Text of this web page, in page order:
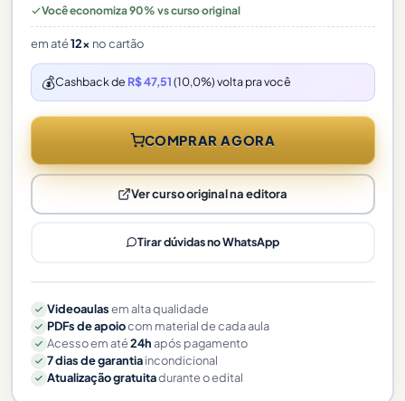
Você economiza 90% vs curso original
em até12x no cartão
💰Cashback de R$ 47,51(10,0%) volta pra você
COMPRAR AGORA
Ver curso original na editora
Tirar dúvidas no WhatsApp
Videoaulasem alta qualidade
PDFs de apoiocom material de cada aula
Acesso em até24hapós pagamento
7 dias de garantiaincondicional
Atualização gratuitadurante o edital